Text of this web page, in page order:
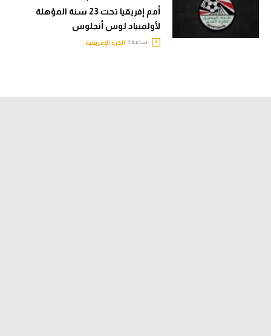
أمم إفريقيا تحت 23 سنة المؤهلة
لأولمبياد لوس أنجلوس
ساعة | الكرة الإفريقية